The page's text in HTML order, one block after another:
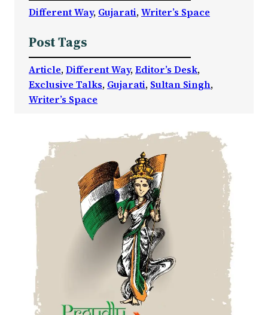
Different Way, Gujarati, Writer’s Space
Post Tags
Article, Different Way, Editor’s Desk
Exclusive Talks, Gujarati, Sultan Singh
Writer’s Space